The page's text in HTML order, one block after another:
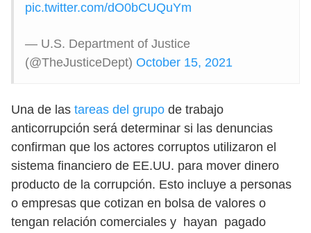
pic.twitter.com/dO0bCUQuYm
— U.S. Department of Justice
(@TheJusticeDept) October 15, 2021
Una de las tareas del grupo de trabajo
anticorrupción será determinar si las denuncias
confirman que los actores corruptos utilizaron el
sistema financiero de EE.UU. para mover dinero
producto de la corrupción. Esto incluye a personas
o empresas que cotizan en bolsa de valores o
tengan relación comerciales y hayan pagado